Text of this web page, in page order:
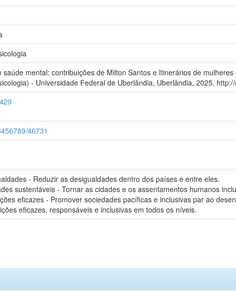
mental: contribuições de Milton Santos e Itinerários de
- Universidade Federal de Uberlândia, Uberlândia, 2025.
46731
- Reduzir as desigualdades dentro dos países e entre eles.
sustentáveis - Tornar as cidades e os assentamentos humanos
eficazes - Promover sociedades pacíficas e inclusivas par ao
eficazes, responsáveis e inclusivas em todos os níveis.